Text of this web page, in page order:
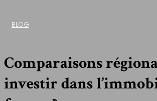
BLOG
Comparaisons
investir dans